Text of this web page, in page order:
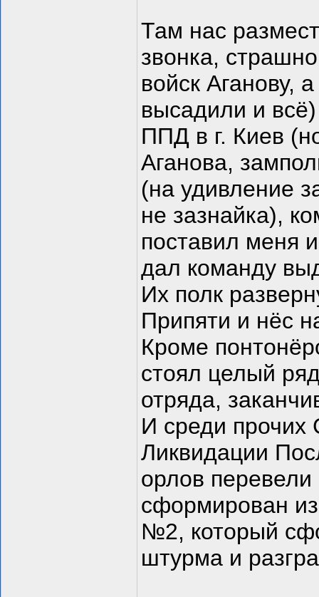
Там нас
звонка,
войск Аганову,
высадили и
ППД в г. Киев
Аганова,
(на удивление
не зазнайка),
поставил меня
дал команду
Их полк
Припяти и нёс
Кроме
стоял целый
отряда,
И среди
Ликвидации
орлов
сформирован
№2, который
штурма и